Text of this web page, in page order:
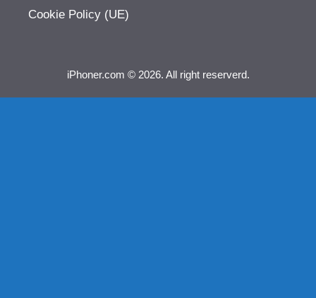
Cookie Policy (UE)
iPhoner.com © 2026. All right reserverd.